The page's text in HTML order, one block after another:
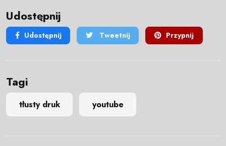
Udostępnij
Udostępnij Tweetnij Przypnij
Tagi
tłusty druk youtube